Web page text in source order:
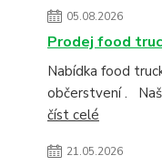
05.08.2026
Prodej food
Nabídka food
občerstvení .
číst celé
21.05.2026